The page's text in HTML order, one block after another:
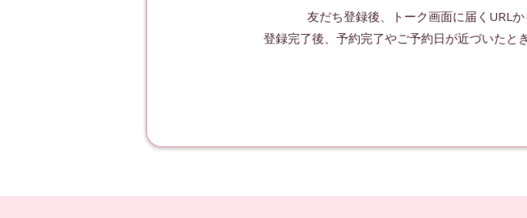
友だち登録後、トーク画面に届くURL
登録完了後、予約完了やご予約日が近づいたと